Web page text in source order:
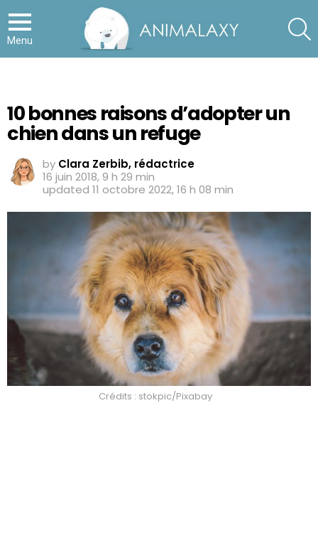
Menu
10 bonnes raisons d’adopter un
chien dans un refuge
by Clara Zerbib, rédactrice
16 juin 2018, 9 h 29 min
updated 11 octobre 2022, 16 h 08 min
Crédits : stokpic/Pixabay